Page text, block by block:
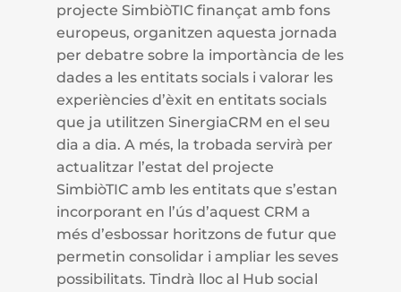
projecte SimbiòTIC finançat amb fons
europeus, organitzen aquesta jornada
per debatre sobre la importància de les
dades a les entitats socials i valorar les
experiències d’èxit en entitats socials
que ja utilitzen SinergiaCRM en el seu
dia a dia. A més, la trobada servirà per
actualitzar l’estat del projecte
SimbiòTIC amb les entitats que s’estan
incorporant en l’ús d’aquest CRM a
més d’esbossar horitzons de futur que
permetin consolidar i ampliar les seves
possibilitats. Tindrà lloc al Hub social